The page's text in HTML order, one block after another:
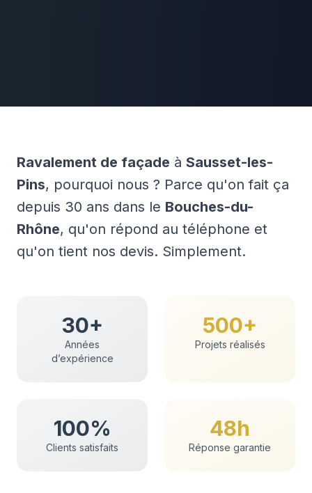
Ravalement de façade à Sausset-les-
Pins, pourquoi nous ? Parce qu'on fait ça
depuis 30 ans dans le Bouches-du-
Rhône, qu'on répond au téléphone et
qu'on tient nos devis. Simplement.
30+
Années
d’expérience
500+
Projets réalisés
100%
Clients satisfaits
48h
Réponse garantie